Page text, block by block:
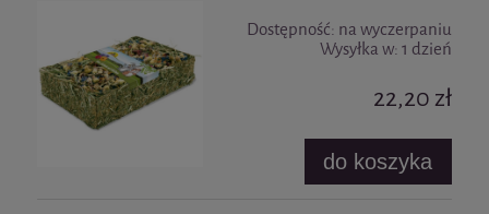
Dostępność: na wyczerpaniu
Wysyłka w: 1 dzień
22,20 zł
do koszyka